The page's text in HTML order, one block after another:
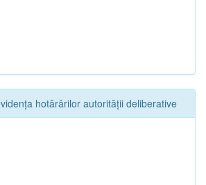
hotărârilor autorității deliberative